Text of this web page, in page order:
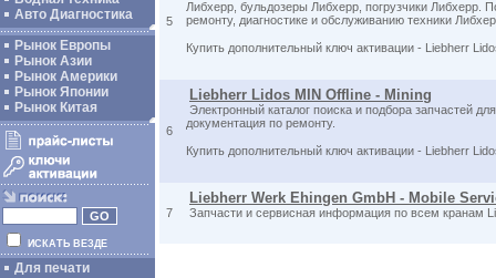
Авто Диагностика
Рынок Европы
Рынок Азии
Рынок Америки
Рынок Японии
Рынок Китая
ИСКАТЬ ВЕЗДЕ
Для печати
5
Либхерр, бульдозеры Либхерр, погрузчики Либхерр.
ремонту, диагностике и обслуживанию техники
Купить дополнительный ключ активации - Liebherr
6
Liebherr Lidos MIN Offline - Mining
Электронный каталог поиска и подбора запчастей
документация по ремонту.
Купить дополнительный ключ активации - Liebherr
7
Liebherr Werk Ehingen GmbH - Mobile
Запчасти и сервисная информация по всем кранам